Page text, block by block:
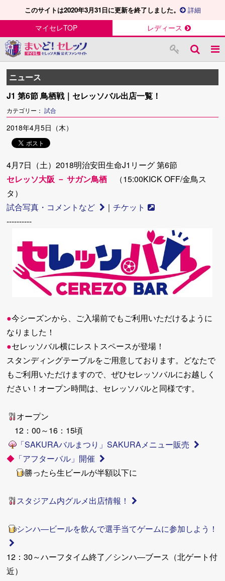
このサイトは2020年3月31日に更新を終了しました。 詳細
マイセレTOP レディース
ニュース
J1 第6節 鳥栖戦｜セレッソバル出店一覧！
カテゴリー：試合
2018年4月5日（木）
4月7日（土）2018明治安田生命J1リーグ 第6節
セレッソ大阪 － サガン鳥栖 （15:00KICK OFF/金鳥ス
タ）
試合写真・コメントなど
｜チケット
----------
●今シーズンから、ご入場前でもご利用いただけるように
なりました！
●セレッソバル横にレストスペースが登場！
スタンディングテーブルをご用意しております。どなたで
もご利用いただけますので、ぜひセレッソバルにお越しく
ださい！オープン時間は、セレッソバルと同様です。
オープン
12：00～16：15頃
「SAKURAバルまつり」SAKURAメニュー販売
◆ 「アフターバル」開催
勝ったら生ビールが半額以下に
スタジアム内グルメ出店情報！
シンハ―ビールを飲んで選手当てゲームに参加しよう！
12：30～ハーフタイム終了／シンハ―ブース（北ゲート付
近）